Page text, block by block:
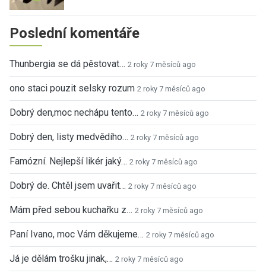
Poslední komentáře
Thunbergia se dá pěstovat… 2 roky 7 měsíců ago
ono staci pouzit selsky rozum 2 roky 7 měsíců ago
Dobrý den,moc nechápu tento… 2 roky 7 měsíců ago
Dobrý den, listy medvědího… 2 roky 7 měsíců ago
Famózní. Nejlepší likér jaký… 2 roky 7 měsíců ago
Dobrý de. Chtěl jsem uvařit… 2 roky 7 měsíců ago
Mám před sebou kuchařku z… 2 roky 7 měsíců ago
Paní Ivano, moc Vám děkujeme… 2 roky 7 měsíců ago
Já je dělám trošku jinak,… 2 roky 7 měsíců ago